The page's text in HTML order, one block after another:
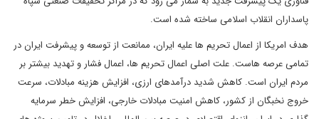
پاسداران انقلاب اسلامی ساخته شده است.
هدف امریکا از اعمال تحریم ها علیه ایران، ممانعت از توسعه و پیشرفت ایران در
تمامی عرصه هاست. علت اصلی اعمال تحریم ها، اعمال فشار و تهدید بیشتر بر
مردم ایران است. کاهش شدید درآمدهای ارزی، افزایش هزینه مبادلات، سرعت
خروج نخبگان از کشور، کاهش امنیت مبادلات خارجی، افزایش خطر سرمایه